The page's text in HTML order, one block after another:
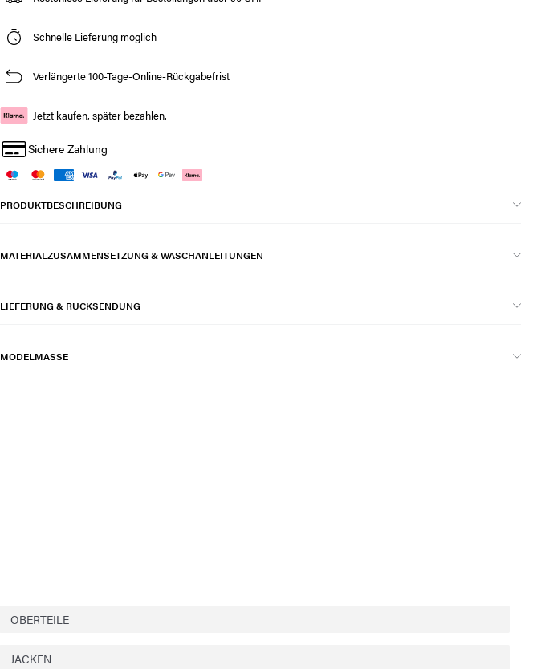
Schnelle Lieferung möglich
Verlängerte 100-Tage-Online-Rückgabefrist
Jetzt kaufen, später bezahlen.
Sichere Zahlung
PRODUKTBESCHREIBUNG
MATERIALZUSAMMENSETZUNG & WASCHANLEITUNGEN
LIEFERUNG & RÜCKSENDUNG
MODELMASSE
OBERTEILE
JACKEN